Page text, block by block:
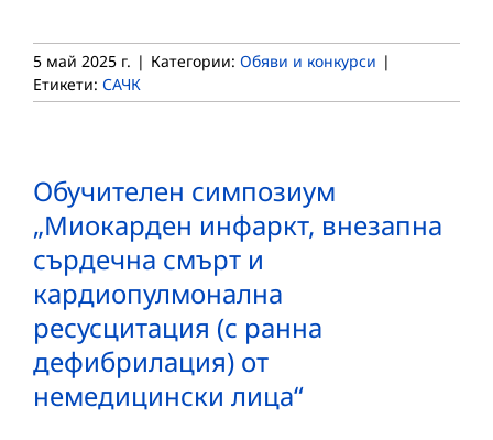
5 май 2025 г. | Категории: Обяви и конкурси |
Етикети: САЧК
Обучителен симпозиум
„Миокарден инфаркт, внезапна
сърдечна смърт и
кардиопулмонална
ресусцитация (с ранна
дефибрилация) от
немедицински лица“